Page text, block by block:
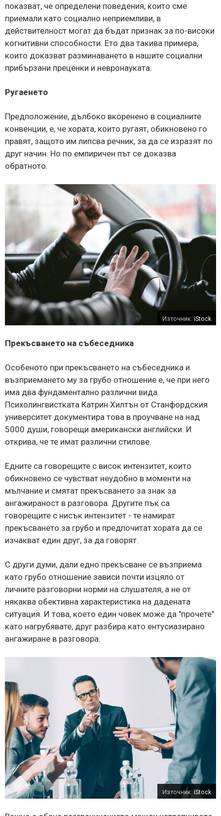
показват, че определени поведения, които сме
приемали като социално неприемливи, в
действителност могат да бъдат признак за по-високи
когнитивни способности. Ето два такива примера,
които доказват разминаването в нашите социални
прибързани преценки и невронауката.
Ругаенето
Предположение, дълбоко вкоренено в социалните
конвенции, е, че хората, които ругаят, обикновено го
правят, защото им липсва речник, за да се изразят по
друг начин. Но по емпиричен път се доказва
обратното.
Източник: iStock
Прекъсването на събеседника
Особеното при прекъсването на събеседника и
възприемането му за грубо отношение е, че при него
има два фундаментално различни вида.
Психолингвистката Катрин Хилтън от Станфордския
университет документира това в проучване на над
5000 души, говорещи американски английски. И
открива, че те имат различни стилове.
Едните са говорещите с висок интензитет, които
обикновено се чувстват неудобно в моменти на
мълчание и смятат прекъсването за знак за
ангажираност в разговора. Другите пък са
говорещите с нисък интензитет - те намират
прекъсването за грубо и предпочитат хората да се
изчакват един друг, за да говорят.
С други думи, дали едно прекъсване се възприема
като грубо отношение зависи почти изцяло от
личните разговорни норми на слушателя, а не от
някаква обективна характеристика на дадената
ситуация. И това, което един човек може да "прочете"
като нагрубявате, друг разбира като ентусиазирано
ангажиране в разговора.
Източник:iStock